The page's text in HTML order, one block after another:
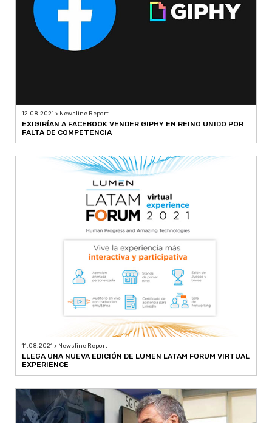
12.08.2021 > Newsline Report
EXIGIRÍAN A FACEBOOK VENDER GIPHY EN REINO UNIDO POR
FALTA DE COMPETENCIA
11.08.2021 > Newsline Report
LLEGA UNA NUEVA EDICIÓN DE LUMEN LATAM FORUM VIRTUAL
EXPERIENCE